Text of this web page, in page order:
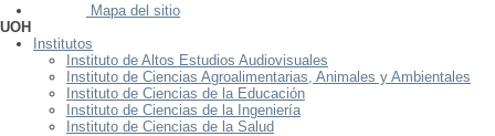
Mapa del sitio
UOH
Institutos
Instituto de Altos Estudios Audiovisuales
Instituto de Ciencias Agroalimentarias, Animales y Ambientales
Instituto de Ciencias de la Educación
Instituto de Ciencias de la Ingeniería
Instituto de Ciencias de la Salud